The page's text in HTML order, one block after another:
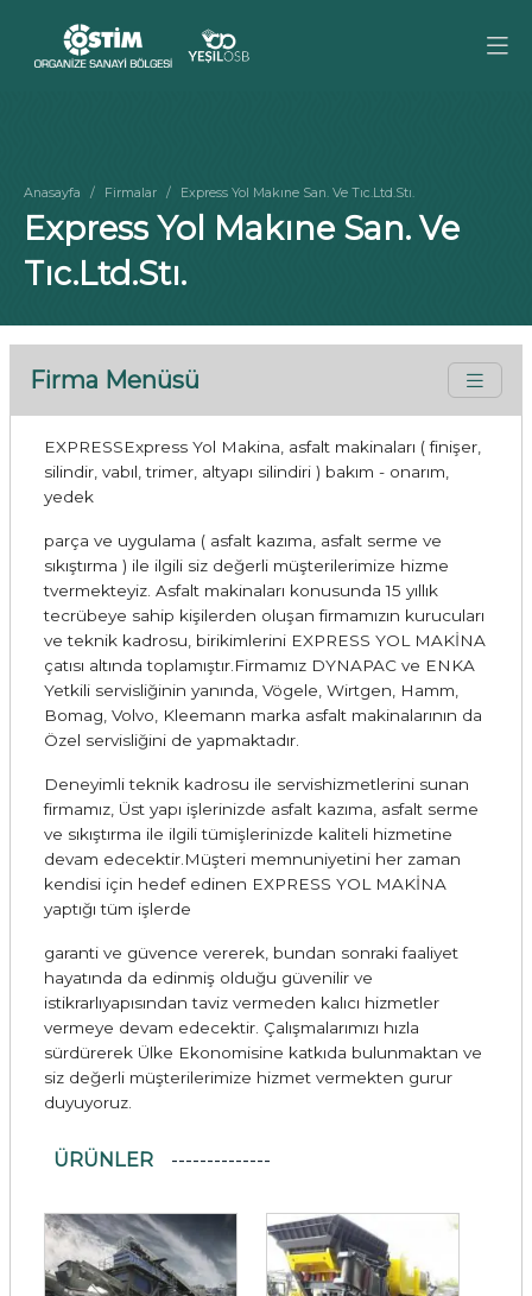
Anasayfa Firmalar Express Yol Makıne San. Ve Tıc.Ltd.Stı.
Express Yol Makıne San. Ve
Tıc.Ltd.Stı.
Firma Menüsü
EXPRESSExpress Yol Makina, asfalt makinaları ( finişer,
silindir, vabıl, trimer, altyapı silindiri ) bakım - onarım,
yedek
parça ve uygulama ( asfalt kazıma, asfalt serme ve
sıkıştırma ) ile ilgili siz değerli müşterilerimize hizme
tvermekteyiz. Asfalt makinaları konusunda 15 yıllık
tecrübeye sahip kişilerden oluşan firmamızın kurucuları
ve teknik kadrosu, birikimlerini EXPRESS YOL MAKİNA
çatısı altında toplamıştır.Firmamız DYNAPAC ve ENKA
Yetkili servisliğinin yanında, Vögele, Wirtgen, Hamm,
Bomag, Volvo, Kleemann marka asfalt makinalarının da
Özel servisliğini de yapmaktadır.
Deneyimli teknik kadrosu ile servishizmetlerini sunan
firmamız, Üst yapı işlerinizde asfalt kazıma, asfalt serme
ve sıkıştırma ile ilgili tümişlerinizde kaliteli hizmetine
devam edecektir.Müşteri memnuniyetini her zaman
kendisi için hedef edinen EXPRESS YOL MAKİNA
yaptığı tüm işlerde
garanti ve güvence vererek, bundan sonraki faaliyet
hayatında da edinmiş olduğu güvenilir ve
istikrarlıyapısından taviz vermeden kalıcı hizmetler
vermeye devam edecektir. Çalışmalarımızı hızla
sürdürerek Ülke Ekonomisine katkıda bulunmaktan ve
siz değerli müşterilerimize hizmet vermekten gurur
duyuyoruz.
ÜRÜNLER